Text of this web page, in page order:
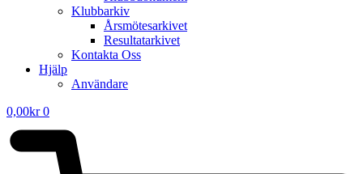
Klubbarkiv
Årsmötesarkivet
Resultatarkivet
Kontakta Oss
Hjälp
Användare
0,00kr 0